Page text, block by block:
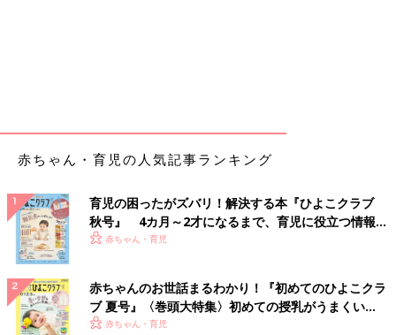
赤ちゃん・育児の人気記事ランキング
育児の困ったがズバリ！解決する本『ひよこクラブ
秋号』 4カ月～2才になるまで、育児に役立つ情報が
いっぱい！
赤ちゃん・育児
赤ちゃんのお世話まるわかり！『初めてのひよこクラ
ブ 夏号』〈巻頭大特集〉初めての授乳がうまくい
く！ おっぱい・ミルクの基本と夏のトラブル 解決テ
赤ちゃん・育児